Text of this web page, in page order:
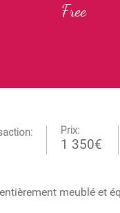
Free
Prix:
1 350€
meublé et